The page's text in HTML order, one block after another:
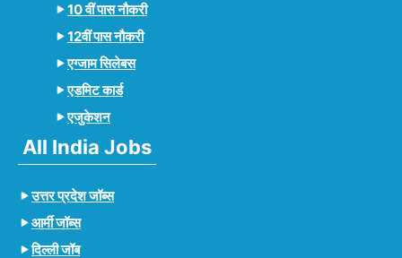
10 वीं पास नौकरी
12वीं पास नौकरी
एग्जाम सिलेबस
एडमिट कार्ड
एजुकेशन
All India Jobs
उत्तर प्रदेश जॉब्स
आर्मी जॉब्स
दिल्ली जॉब